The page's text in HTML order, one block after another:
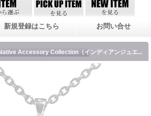
新規登録はこちら お問い合せ
Accessory Collection（インディアンジュエ...